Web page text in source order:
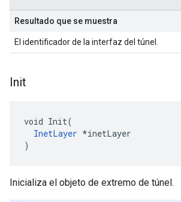
Resultado que se muestra
El identificador de la interfaz del túnel.
Init
void Init(
InetLayer *inetLayer
)
Inicializa el objeto de extremo de túnel.